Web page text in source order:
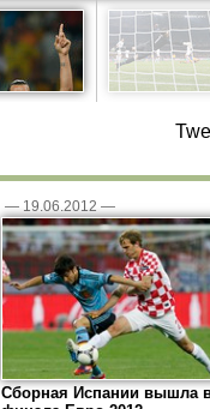
— 19.06.2012 —
Сборная Испании вышла